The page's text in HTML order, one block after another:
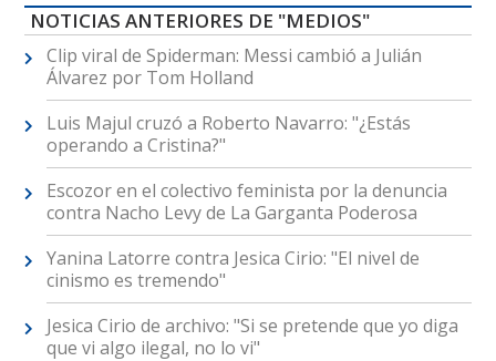
NOTICIAS ANTERIORES DE "MEDIOS"
Clip viral de Spiderman: Messi cambió a Julián
Álvarez por Tom Holland
Luis Majul cruzó a Roberto Navarro: "¿Estás
operando a Cristina?"
Escozor en el colectivo feminista por la denuncia
contra Nacho Levy de La Garganta Poderosa
Yanina Latorre contra Jesica Cirio: "El nivel de
cinismo es tremendo"
Jesica Cirio de archivo: "Si se pretende que yo diga
que vi algo ilegal, no lo vi"